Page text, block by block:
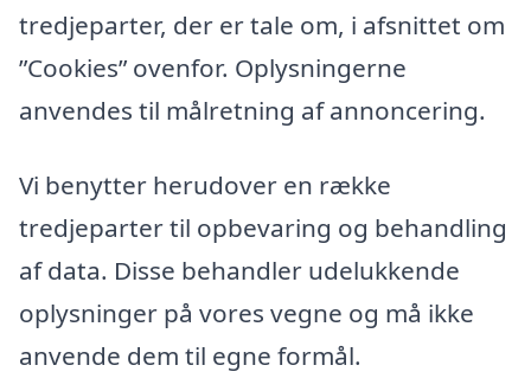
tredjeparter, der er tale om, i afsnittet om
”Cookies” ovenfor. Oplysningerne
anvendes til målretning af annoncering.
Vi benytter herudover en række
tredjeparter til opbevaring og behandling
af data. Disse behandler udelukkende
oplysninger på vores vegne og må ikke
anvende dem til egne formål.